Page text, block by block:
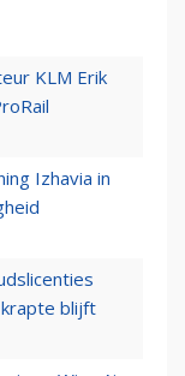
KLM Erik
Izhavia in
blijft